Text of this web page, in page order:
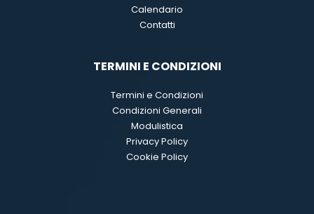
Calendario
Contatti
TERMINI E CONDIZIONI
Termini e Condizioni
Condizioni Generali
Modulistica
Privacy Policy
Cookie Policy